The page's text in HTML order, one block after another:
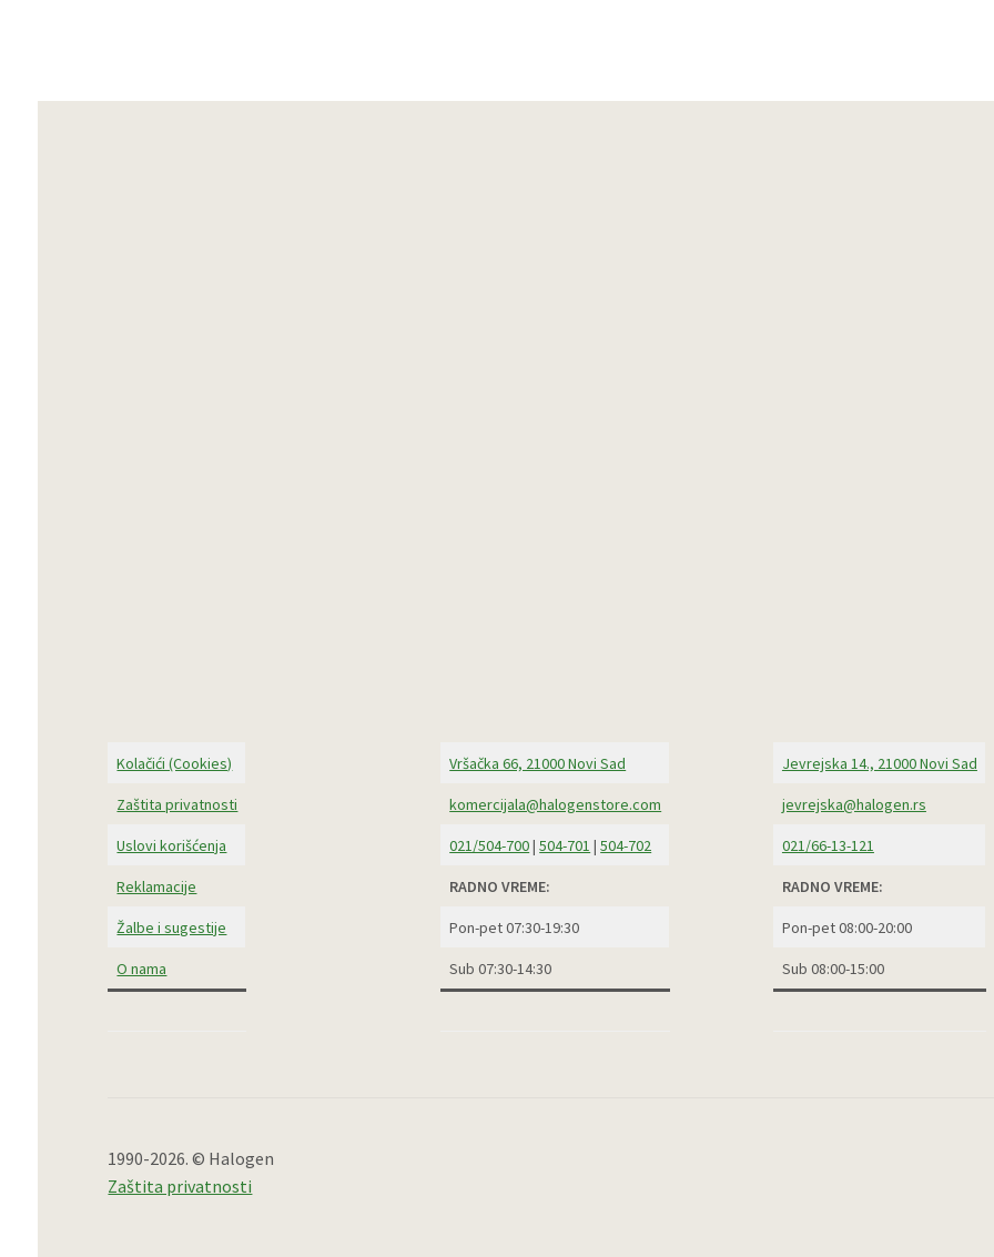
Kolačići (Cookies)
Zaštita privatnosti
Uslovi korišćenja
Reklamacije
Žalbe i sugestije
O nama
Vršačka 66, 21000 Novi Sad
komercijala@halogenstore.com
021/504-700|504-701 |504-702
RADNO VREME:
Pon-pet 07:30-19:30
Sub 07:30-14:30
Jevrejska 14., 21000 Novi Sad
jevrejska@halogen.rs
021/66-13-121
RADNO VREME:
Pon-pet 08:00-20:00
Sub 08:00-15:00
1990-2026. © Halogen
Zaštita privatnosti